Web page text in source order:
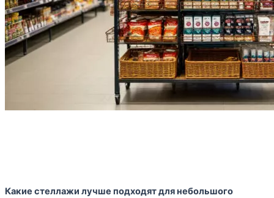
Какие стеллажи лучше подходят для небольшого